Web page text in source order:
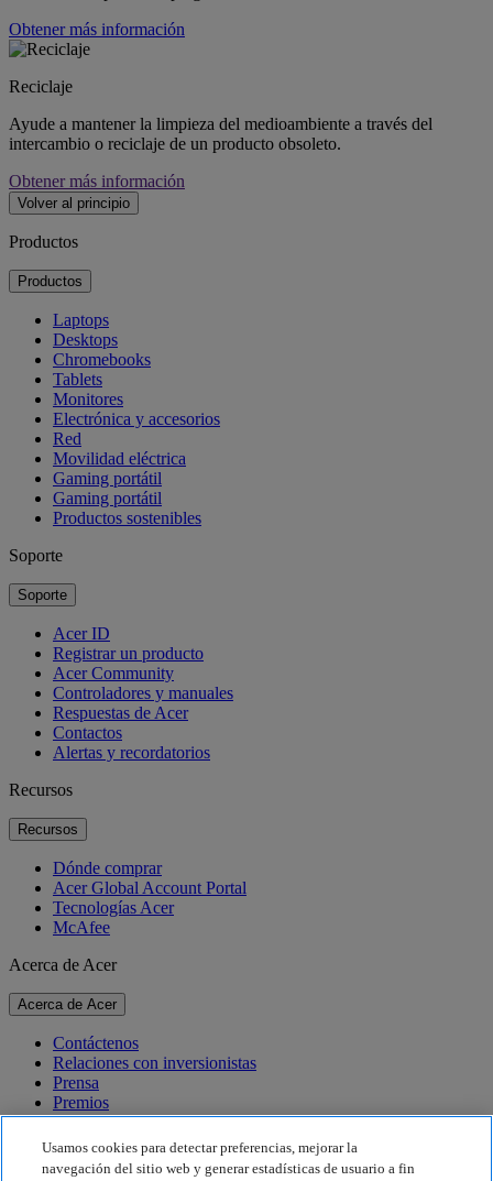
Obtener más información
Reciclaje
Ayude a mantener la limpieza del medioambiente a través del
intercambio o reciclaje de un producto obsoleto.
Obtener más información
Volver al principio
Productos
Productos
Laptops
Desktops
Chromebooks
Tablets
Monitores
Electrónica y accesorios
Red
Movilidad eléctrica
Gaming portátil
Gaming portátil
Productos sostenibles
Soporte
Soporte
Acer ID
Registrar un producto
Acer Community
Controladores y manuales
Respuestas de Acer
Contactos
Alertas y recordatorios
Recursos
Recursos
Dónde comprar
Acer Global Account Portal
Tecnologías Acer
McAfee
Acerca de Acer
Acerca de Acer
Contáctenos
Relaciones con inversionistas
Prensa
Premios
Eventos
Sostenibilidad
Usamos cookies para detectar preferencias, mejorar la
navegación del sitio web y generar estadísticas de usuario a fin